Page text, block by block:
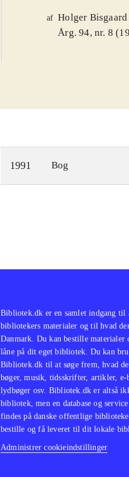
af Holger Bisgaard
Årg. 94, nr. 8
1991 Bog
Bibliotek.dk er en samlet indgang til
bibliotekers materialer og til hvad
Danmark. Du kan bestille materialer
låne på dit eget bibliotek. Du kan
Bibliotek.dk til at søge frem, hvad
bøger, musik, tidsskrifter, artikler, e-
lydbøger osv. Bibliotek.dk er altså
bibliotek, men en database og
findes på danske offentlige
bestille og få leveret til dit lokale
Administrer cookieindstillinger